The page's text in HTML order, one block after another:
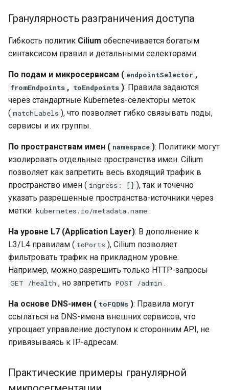
Гранулярность разграничения доступа
Гибкость политик Cilium обеспечивается богатым
синтаксисом правил и детальными селекторами:
По подам и микросервисам ( endpointSelector ,
fromEndpoints , toEndpoints ): Правила задаются
через стандартные Kubernetes-селекторы меток
( matchLabels ), что позволяет гибко связывать поды,
сервисы и их группы.
По пространствам имен ( namespace ): Политики могут
изолировать отдельные пространства имен. Cilium
позволяет как запретить весь входящий трафик в
пространство имен ( ingress: [] ), так и точечно
указать разрешенные пространства-источники через
метки kubernetes.io/metadata.name .
На уровне L7 (Application Layer): В дополнение к
L3/L4 правилам ( toPorts ), Cilium позволяет
фильтровать трафик на прикладном уровне.
Например, можно разрешить только HTTP-запросы
GET /health , но запретить POST /admin .
На основе DNS-имен ( toFQDNs ): Правила могут
ссылаться на DNS-имена внешних сервисов, что
упрощает управление доступом к сторонним API, не
привязываясь к IP-адресам.
Практические примеры гранулярной